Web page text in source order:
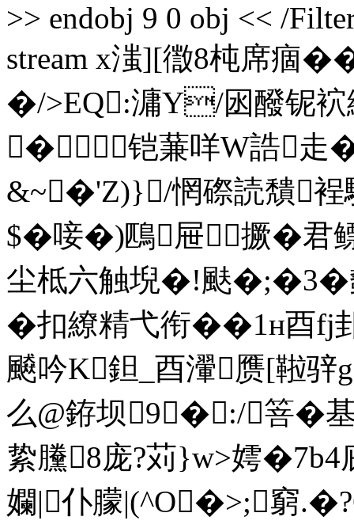
>> endobj 9 0 obj << /
stream x滍][徾8杶席痼
�/>EQ:滽Y/囦醱铌
� 铠蒹咩W誥走
&~�'Z)}/惘磜読穨裎
$�唼�)鴄屉撅�君
尘柢六触堄�!颫
�扣繚精弋衔��1н酉fj
飇吟K鉭_酉瀈赝[鞡骍
么@銌坝9�:/箁�
絷黱8庞?苅}w>嫮
孄|仆朦|(^O�>;窮